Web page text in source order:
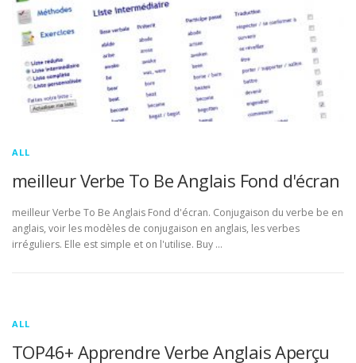
ALL
meilleur Verbe To Be Anglais Fond d'écran
meilleur Verbe To Be Anglais Fond d'écran. Conjugaison du verbe be en
anglais, voir les modèles de conjugaison en anglais, les verbes
irréguliers. Elle est simple et on l'utilise. Buy …
ALL
TOP46+ Apprendre Verbe Anglais Aperçu